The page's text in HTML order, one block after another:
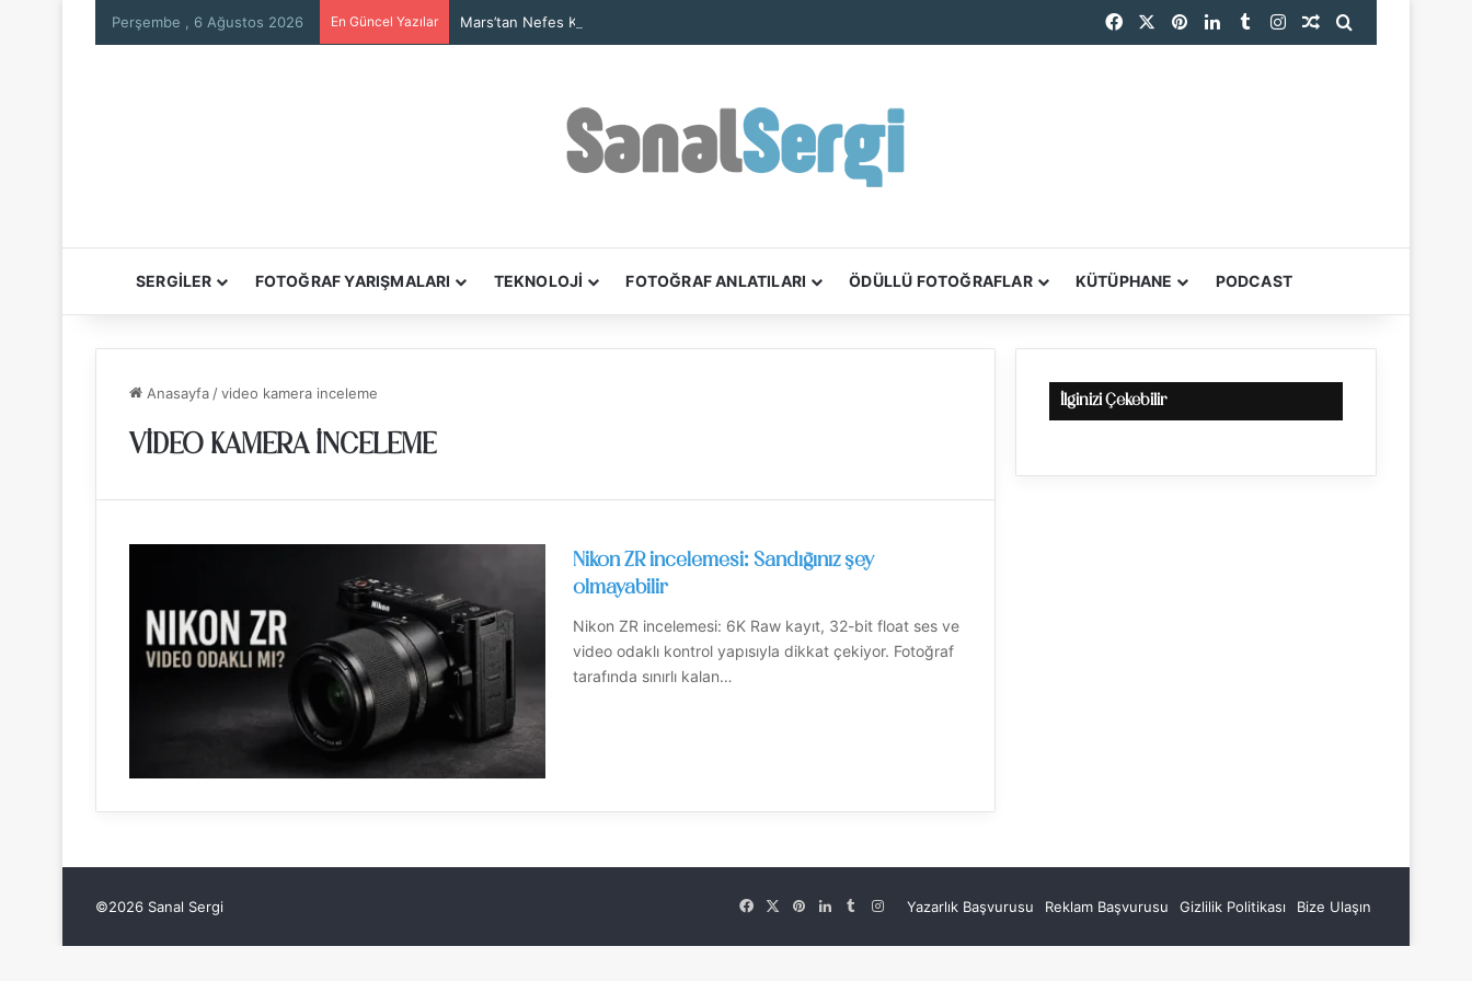
Perşembe , 6 Ağustos 2026 En Güncel Yazılar Mars’tan Nefes Kesen Kare: Yalnız Kaya Oluşumu Tüm Ayrıntılarıyla Görüntülendi Facebook PinterestLinkedInTumblrInstagramRastgele Makale
SERGİLER FOTOĞRAF YARIŞMALARI TEKNOLOJİ FOTOĞRAF ANLATILARI ÖDÜLLÜ FOTOĞRAFLAR KÜTÜPHANE PODCAST
Anasayfa /video kamera inceleme
VIDEO KAMERA INCELEME
Nikon ZR incelemesi: Sandığınız şey
olmayabilir
Nikon ZR incelemesi: 6K Raw kayıt, 32-bit float ses ve
video odaklı kontrol yapısıyla dikkat çekiyor. Fotoğraf
tarafında sınırlı kalan…
İlginizi Çekebilir
©2026 Sanal Sergi Yazarlık Başvurusu Reklam Başvurusu Gizlilik Politikası Bize Ulaşın
FacebookPinterestLinkedIn
TumblrInstagram